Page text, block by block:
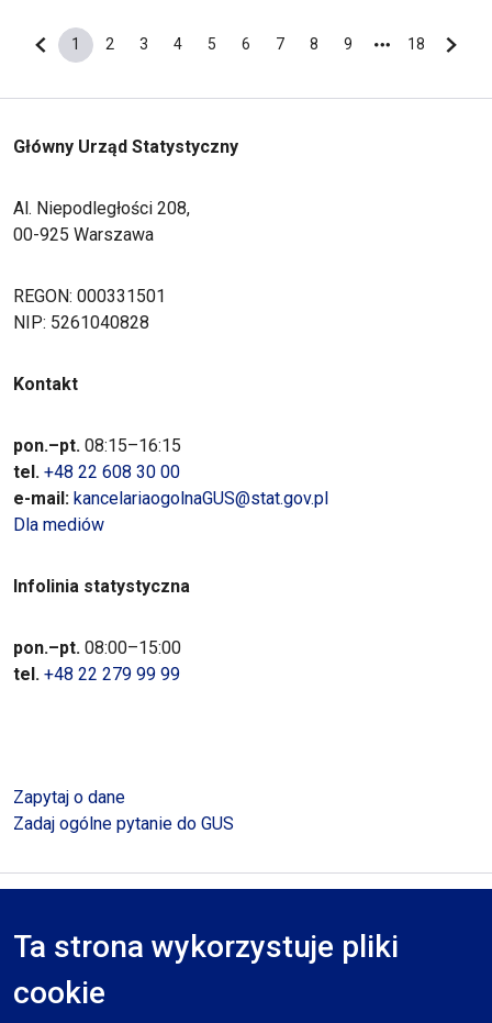
Ta strona wykorzystuje pliki
cookie
Poprzednia strona
Bieżąca strona
1
Strona
2
Strona
3
Strona
4
Strona
5
Strona
6
Strona
7
Strona
8
Strona
9
Ostatnia
18
Główny Urząd Statystyczny
Al. Niepodległości 208,
00-925 Warszawa
REGON: 000331501
NIP: 5261040828
Kontakt
pon.–pt. 08:15–16:15
tel. +48 22 608 30 00
e-mail: kancelariaogolnaGUS@stat.gov.pl
Dla mediów
Infolinia statystyczna
pon.–pt. 08:00–15:00
tel. +48 22 279 99 99
Zapytaj o dane
Zadaj ogólne pytanie do GUS
RODO